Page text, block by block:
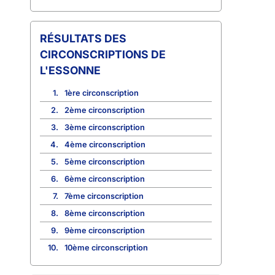
CIRCONSCRIPTIONS DE
L'ESSONNE
1.
1ère circonscription
2.
2ème circonscription
3.
3ème circonscription
4.
4ème circonscription
5.
5ème circonscription
6.
6ème circonscription
7.
7ème circonscription
8.
8ème circonscription
9.
9ème circonscription
10.
10ème circonscription